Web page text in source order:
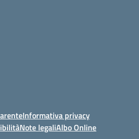
Informativa privacy
Note legaliAlbo Online